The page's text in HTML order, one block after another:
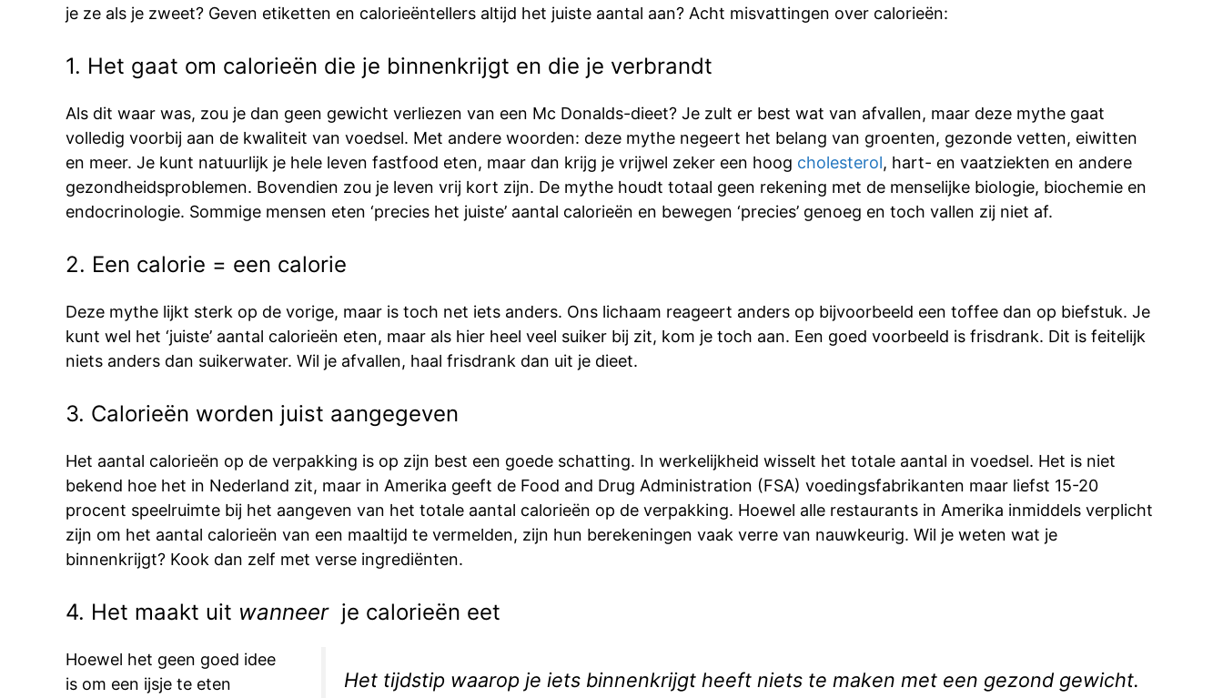
je ze als je zweet? Geven etiketten en calorieëntellers altijd het juiste aantal aan? Acht misvattingen over calorieën:
1. Het gaat om calorieën die je binnenkrijgt en die je verbrandt
Als dit waar was, zou je dan geen gewicht verliezen van een Mc Donalds-dieet? Je zult er best wat van afvallen, maar deze mythe gaat
volledig voorbij aan de kwaliteit van voedsel. Met andere woorden: deze mythe negeert het belang van groenten, gezonde vetten, eiwitten
en meer. Je kunt natuurlijk je hele leven fastfood eten, maar dan krijg je vrijwel zeker een hoog cholesterol, hart- en vaatziekten en andere
gezondheidsproblemen. Bovendien zou je leven vrij kort zijn. De mythe houdt totaal geen rekening met de menselijke biologie, biochemie en
endocrinologie. Sommige mensen eten ‘precies het juiste’ aantal calorieën en bewegen ‘precies’ genoeg en toch vallen zij niet af.
2. Een calorie = een calorie
Deze mythe lijkt sterk op de vorige, maar is toch net iets anders. Ons lichaam reageert anders op bijvoorbeeld een toffee dan op biefstuk. Je
kunt wel het ‘juiste’ aantal calorieën eten, maar als hier heel veel suiker bij zit, kom je toch aan. Een goed voorbeeld is frisdrank. Dit is feitelijk
niets anders dan suikerwater. Wil je afvallen, haal frisdrank dan uit je dieet.
3. Calorieën worden juist aangegeven
Het aantal calorieën op de verpakking is op zijn best een goede schatting. In werkelijkheid wisselt het totale aantal in voedsel. Het is niet
bekend hoe het in Nederland zit, maar in Amerika geeft de Food and Drug Administration (FSA) voedingsfabrikanten maar liefst 15-20
procent speelruimte bij het aangeven van het totale aantal calorieën op de verpakking. Hoewel alle restaurants in Amerika inmiddels verplicht
zijn om het aantal calorieën van een maaltijd te vermelden, zijn hun berekeningen vaak verre van nauwkeurig. Wil je weten wat je
binnenkrijgt? Kook dan zelf met verse ingrediënten.
4. Het maakt uit wanneerje calorieën eet
Het tijdstip waarop je iets binnenkrijgt heeft niets te maken met een gezond gewicht.
Hoewel het geen goed idee
is om een ijsje te eten